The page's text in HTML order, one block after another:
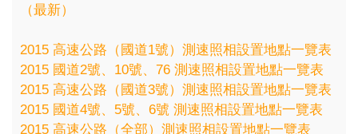
（最新）
2015 高速公路（國道1號）測速照相設置地點一覽表
2015 國道2號、10號、76 測速照相設置地點一覽表
2015 高速公路（國道3號）測速照相設置地點一覽表
2015 國道4號、5號、6號 測速照相設置地點一覽表
2015 高速公路（全部）測速照相設置地點一覽表